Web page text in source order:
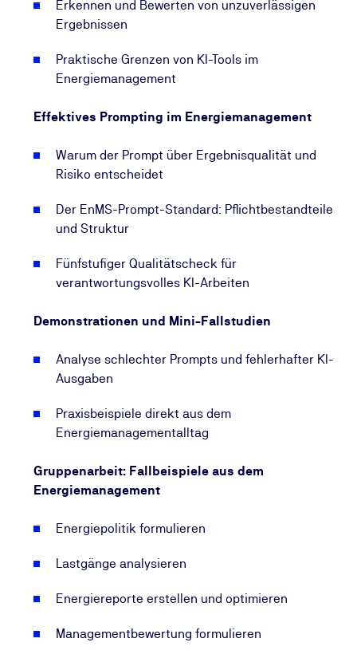
Teaser-Video:▶ Erhalten Sie einen kompakten
Einblick in Inhalte und Nutzen des Workshops.
Erkennen und Bewerten von unzuverlässigen
Ergebnissen
Praktische Grenzen von KI-Tools im
Energiemanagement
Effektives Prompting im Energiemanagement
Warum der Prompt über Ergebnisqualität und
Risiko entscheidet
Der EnMS-Prompt-Standard: Pflichtbestandteile
und Struktur
Fünfstufiger Qualitätscheck für
verantwortungsvolles KI-Arbeiten
Demonstrationen und Mini-Fallstudien
Analyse schlechter Prompts und fehlerhafter KI-
Ausgaben
Praxisbeispiele direkt aus dem
Energiemanagementalltag
Gruppenarbeit: Fallbeispiele aus dem
Energiemanagement
Energiepolitik formulieren
Lastgänge analysieren
Energiereporte erstellen und optimieren
Managementbewertung formulieren